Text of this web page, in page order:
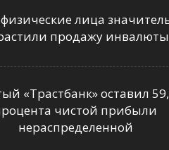
лица
продажу инвалюты
«Трастбанк» оставил
чистой прибыли
нераспределенной